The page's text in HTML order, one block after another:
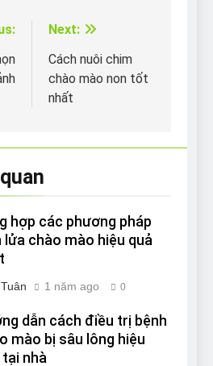
Next:
Cách nuôi chim
chào mào non tốt
nhất
hợp các phương pháp
lửa chào mào hiệu quả
1 năm ago 0
dẫn cách điều trị bệnh
mào bị sâu lông hiệu
tại nhà